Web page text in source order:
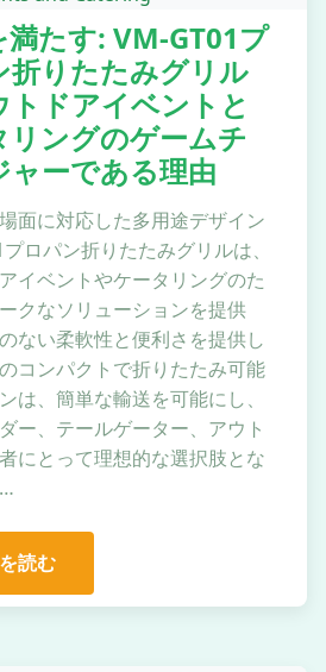
満たす: VM-GT01プ
折りたたみグリル
トドアイベントと
リングのゲームチ
ャーである理由
面に対応した多用途デザイン
ロパン折りたたみグリルは、
イベントやケータリングのた
クなソリューションを提供
ない柔軟性と便利さを提供し
コンパクトで折りたたみ可能
は、簡単な輸送を可能にし、
ー、テールゲーター、アウト
にとって理想的な選択肢とな
読む